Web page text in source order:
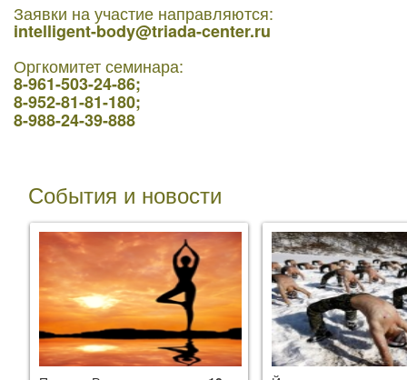
Заявки на участие направляются:
intelligent-body@triada-center.ru
Оргкомитет семинара:
8-961-503-24-86;
8-952-81-81-180;
8-988-24-39-888
События и новости